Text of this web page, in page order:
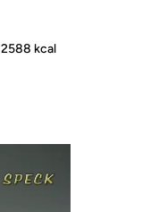
2588 kcal